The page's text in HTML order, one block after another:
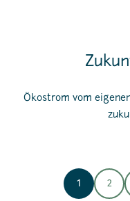
Ökostrom vom
1 2